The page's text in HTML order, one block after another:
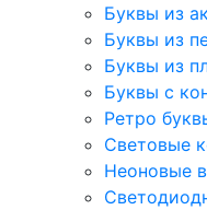
Буквы из
Буквы из
Буквы из
Буквы с
Ретро
Световые
Неоновые